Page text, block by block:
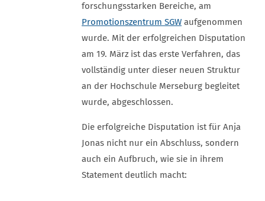
forschungsstarken Bereiche, am
Promotionszentrum SGW aufgenommen
wurde. Mit der erfolgreichen Disputation
am 19. März ist das erste Verfahren, das
vollständig unter dieser neuen Struktur
an der Hochschule Merseburg begleitet
wurde, abgeschlossen.
Die erfolgreiche Disputation ist für Anja
Jonas nicht nur ein Abschluss, sondern
auch ein Aufbruch, wie sie in ihrem
Statement deutlich macht: